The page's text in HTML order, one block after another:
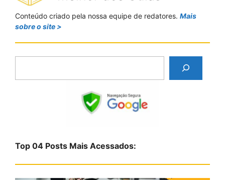
Conteúdo criado pela nossa equipe de redatores. Mais
sobre o site >
a
r
Top 04 Posts Mais Acessados: